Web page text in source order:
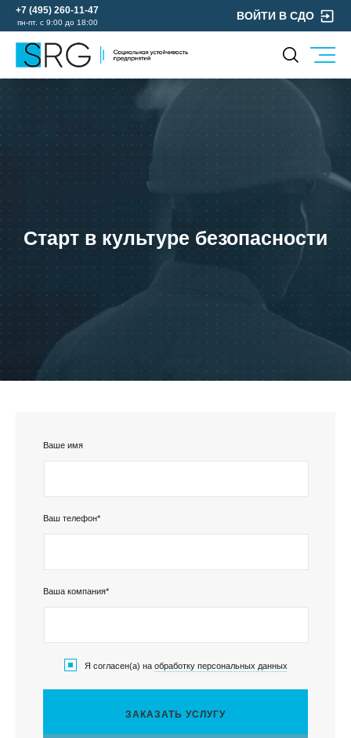
+7 (495) 260-11-47
пн-пт. с 9:00 до 18:00
ВОЙТИ В СДО
КОМПАНИЯ
О нас
Руководство
Лицензии и аккредитации
Пресс-центр
КОНТАКТЫ
МЕРОПРИЯТИЯ
БЛОГ
Карьера
Мы в социальных сетях
УСЛУГИ
ОХРАНА ТРУДА
УЧЕБНЫЙ ЦЕНТР
ЭКОЛОГИЯ
Старт в культуре безопасности
Ваше имя
Ваш телефон*
Ваша компания*
Я согласен(а) на обработку персональных данных
ЗАКАЗАТЬ УСЛУГУ